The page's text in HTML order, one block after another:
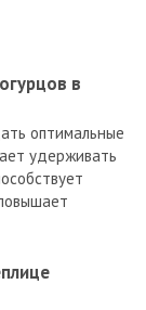
в
оптимальные
удерживать